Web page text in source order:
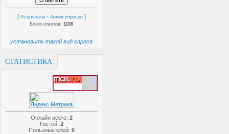
[ Результаты · Архив опросов ]
Всего ответов:1188
установить такой вид опроса
СТАТИСТИКА
Онлайн всего: 2
Гостей: 2
Пользователей: 0